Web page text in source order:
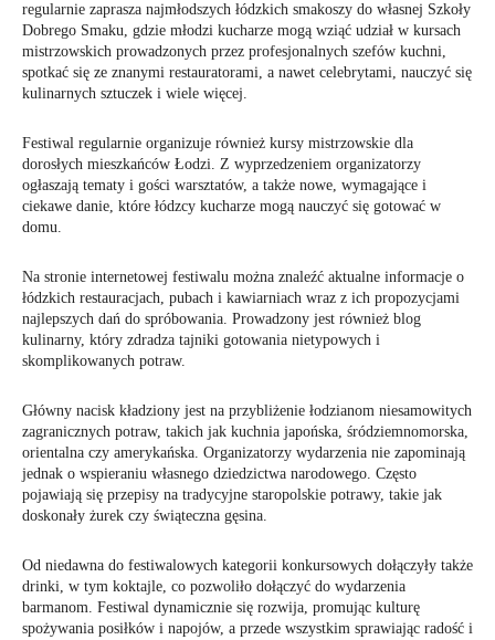
regularnie zaprasza najmłodszych łódzkich smakoszy do własnej Szkoły
Dobrego Smaku, gdzie młodzi kucharze mogą wziąć udział w kursach
mistrzowskich prowadzonych przez profesjonalnych szefów kuchni,
spotkać się ze znanymi restauratorami, a nawet celebrytami, nauczyć się
kulinarnych sztuczek i wiele więcej.
Festiwal regularnie organizuje również kursy mistrzowskie dla
dorosłych mieszkańców Łodzi. Z wyprzedzeniem organizatorzy
ogłaszają tematy i gości warsztatów, a także nowe, wymagające i
ciekawe danie, które łódzcy kucharze mogą nauczyć się gotować w
domu.
Na stronie internetowej festiwalu można znaleźć aktualne informacje o
łódzkich restauracjach, pubach i kawiarniach wraz z ich propozycjami
najlepszych dań do spróbowania. Prowadzony jest również blog
kulinarny, który zdradza tajniki gotowania nietypowych i
skomplikowanych potraw.
Główny nacisk kładziony jest na przybliżenie łodzianom niesamowitych
zagranicznych potraw, takich jak kuchnia japońska, śródziemnomorska,
orientalna czy amerykańska. Organizatorzy wydarzenia nie zapominają
jednak o wspieraniu własnego dziedzictwa narodowego. Często
pojawiają się przepisy na tradycyjne staropolskie potrawy, takie jak
doskonały żurek czy świąteczna gęsina.
Od niedawna do festiwalowych kategorii konkursowych dołączyły także
drinki, w tym koktajle, co pozwoliło dołączyć do wydarzenia
barmanom. Festiwal dynamicznie się rozwija, promując kulturę
spożywania posiłków i napojów, a przede wszystkim sprawiając radość i